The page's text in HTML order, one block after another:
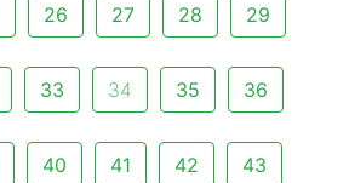
26 27 28 29
33 34 35 36
40 41 42 43